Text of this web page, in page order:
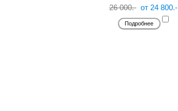
26 000.- от 24 800.-
Подробнее